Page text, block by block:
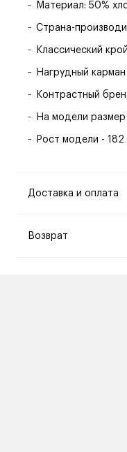
Материал: 50%
Страна-
Классический крой
Нагрудный карман
Контрастный
На модели
Рост модели - 182
Доставка и оплата
Возврат